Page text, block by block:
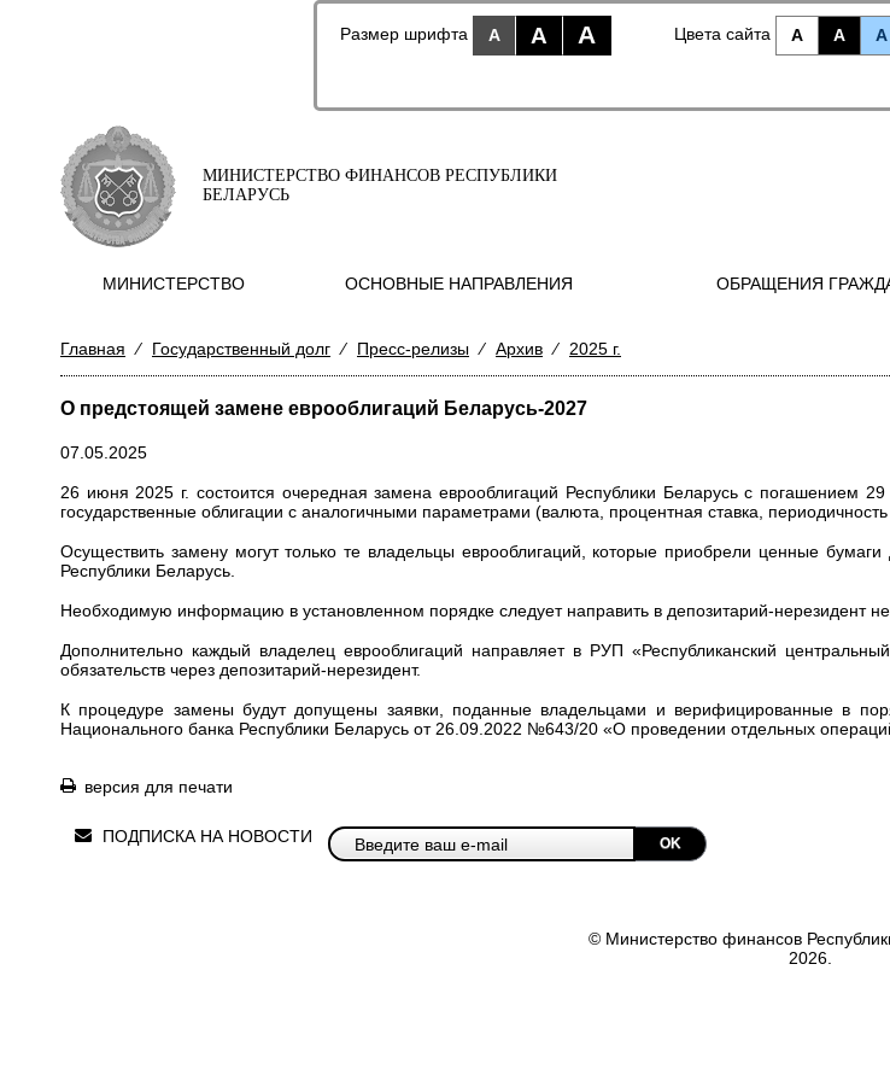
Размер шрифта A A A Цвета сайта A A A
МИНИСТЕРСТВО ФИНАНСОВ РЕСПУБЛИКИ
БЕЛАРУСЬ
МИНИСТЕРСТВО ОСНОВНЫЕ НАПРАВЛЕНИЯ ОБРАЩЕНИЯ
Главная ⁄ Государственный долг ⁄ Пресс-релизы ⁄ Архив ⁄ 2025 г.
О предстоящей замене еврооблигаций Беларусь-2027
07.05.2025
26 июня 2025 г. состоится очередная замена еврооблигаций Республики Беларусь с погашением
государственные облигации с аналогичными параметрами (валюта, процентная ставка,
Осуществить замену могут только те владельцы еврооблигаций, которые приобрели ценные
Республики Беларусь.
Необходимую информацию в установленном порядке следует направить в депозитарий-нерезидент
Дополнительно каждый владелец еврооблигаций направляет в РУП «Республиканский
обязательств через депозитарий-нерезидент.
К процедуре замены будут допущены заявки, поданные владельцами и верифицированные в
Национального банка Республики Беларусь от 26.09.2022 №643/20 «О проведении отдельных
версия для печати
ПОДПИСКА НА НОВОСТИ OK
© Министерство финансов
2026.